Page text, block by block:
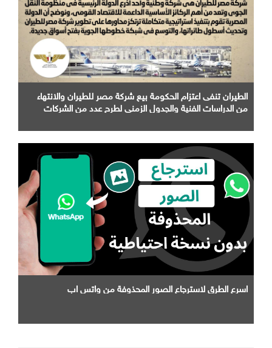
الطيران تنفى اعتزام الحكومة بيع شركة مصر للطيران والانتهاء
من الدراسات الفنية والجدول الزمني لطرح عدد من الشركات
اسرع الطرق لاسترجاع الصور المحذوفة من واتس اب